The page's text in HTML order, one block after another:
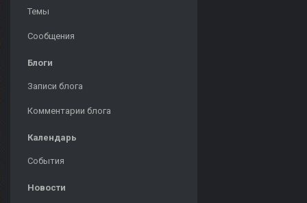
Темы
Сообщения
Блоги
Записи блога
Комментарии блога
Календарь
События
Новости